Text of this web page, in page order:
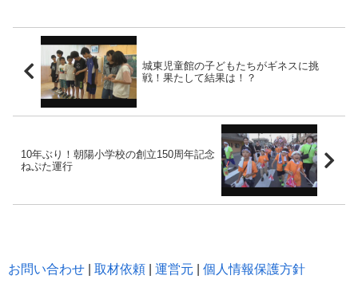
城東児童館の子どもたちがギネスに挑
戦！果たして結果は！？
10年ぶり！朝陽小学校の創立150周年記念
ねぷた運行
お問い合わせ 取材依頼 運営元 個人情報保護方針